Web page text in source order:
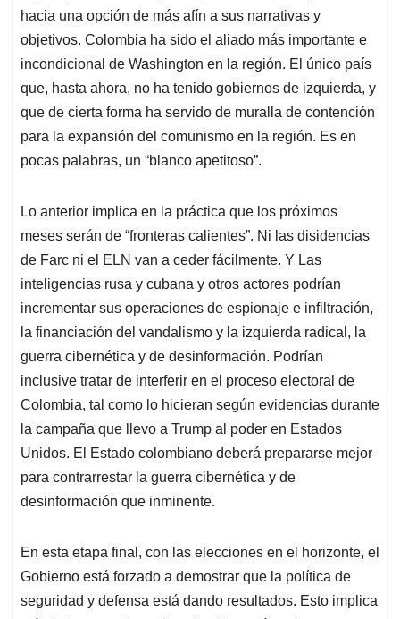
hacia una opción de más afín a sus narrativas y
objetivos. Colombia ha sido el aliado más importante e
incondicional de Washington en la región. El único país
que, hasta ahora, no ha tenido gobiernos de izquierda, y
que de cierta forma ha servido de muralla de contención
para la expansión del comunismo en la región. Es en
pocas palabras, un “blanco apetitoso”.
Lo anterior implica en la práctica que los próximos
meses serán de “fronteras calientes”. Ni las disidencias
de Farc ni el ELN van a ceder fácilmente. Y Las
inteligencias rusa y cubana y otros actores podrían
incrementar sus operaciones de espionaje e infiltración,
la financiación del vandalismo y la izquierda radical, la
guerra cibernética y de desinformación. Podrían
inclusive tratar de interferir en el proceso electoral de
Colombia, tal como lo hicieran según evidencias durante
la campaña que llevo a Trump al poder en Estados
Unidos. El Estado colombiano deberá prepararse mejor
para contrarrestar la guerra cibernética y de
desinformación que inminente.
En esta etapa final, con las elecciones en el horizonte, el
Gobierno está forzado a demostrar que la política de
seguridad y defensa está dando resultados. Esto implica